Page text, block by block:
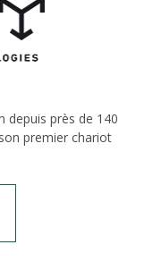
depuis près de 140
premier chariot